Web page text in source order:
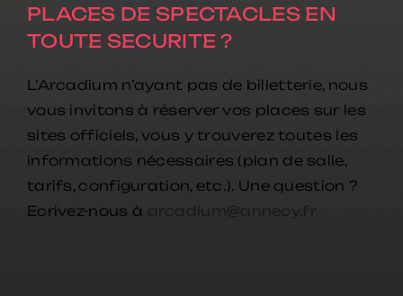
OUVERTURE DES PORTES ET
DÉBUT DE SPECTACLE
Pour que vous puissiez profiter de chaque
instant, les portes de l’Arcadium ouvrent
90 minutesavant le début du spectacle.
Nous vous recommandons d’occuper
votre place30 minutesavant le début du
spectacle.Plus d’info ?